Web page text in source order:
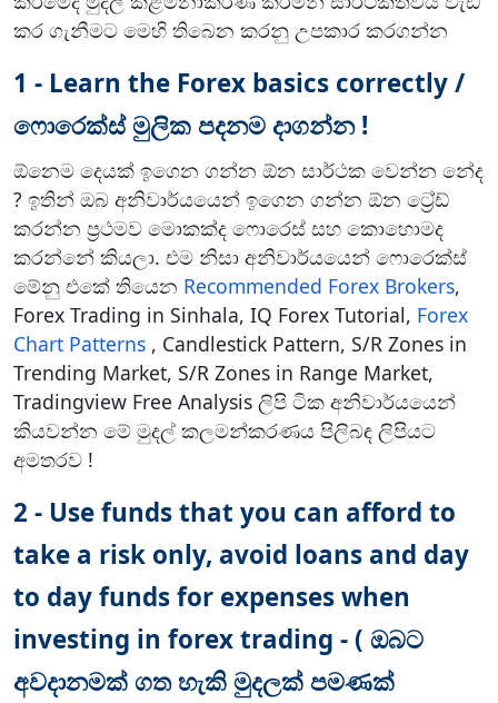
a
n
g
e
m
e
n
t
e
c
h
n
i
q
e
n
S
n
a
l
කර ගැනීමට මෙහි තිබෙන කරනු උපකාර කරගන්න
1 - Learn the Forex basics correctly /
ෆොරෙක්ස් මුලික පදනම දාගන්න !
ඕනෙම දෙයක් ඉගෙන ගන්න ඕන සාර්ථක වෙන්න නේද
? ඉතින් ඔබ අනිවාර්යයෙන් ඉගෙන ගන්න ඕන ට්‍රේඩ්
කරන්න ප්‍රථමව මොකක්ද ෆොරෙස් සහ කොහොමද
කරන්නේ කියලා. එම නිසා අනිවාර්යයෙන් ෆොරෙක්ස්
මේනු එකේ තියෙන Recommended Forex Brokers,
Forex Trading in Sinhala, IQ Forex Tutorial, Forex
Chart Patterns , Candlestick Pattern, S/R Zones in
Trending Market, S/R Zones in Range Market,
Tradingview Free Analysis ලිපි ටික අනිවාර්යයෙන්
කියවන්න මේ මුදල් කලමන්කරණය පිලිබඳ ලිපියට
අමතරව !
2 - Use funds that you can afford to
take a risk only, avoid loans and day
to day funds for expenses when
investing in forex trading - ( ඔබට
අවදානමක් ගත හැකි මුදලක් පමණක්